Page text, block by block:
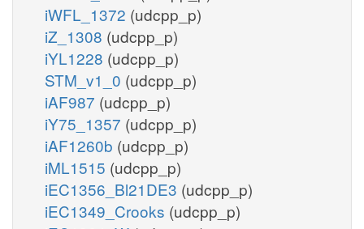
iWFL_1372 (udcpp_p)
iZ_1308 (udcpp_p)
iYL1228 (udcpp_p)
STM_v1_0 (udcpp_p)
iAF987 (udcpp_p)
iY75_1357 (udcpp_p)
iAF1260b (udcpp_p)
iML1515 (udcpp_p)
iEC1356_Bl21DE3 (udcpp_p)
iEC1349_Crooks (udcpp_p)